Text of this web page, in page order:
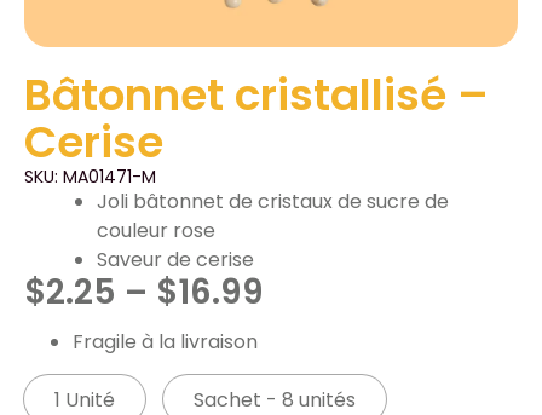
Bâtonnet cristallisé –
Cerise
SKU: MA01471-M
Joli bâtonnet de cristaux de sucre de
couleur rose
Saveur de cerise
$2.25 – $16.99
Fragile à la livraison
1 Unité Sachet - 8 unités